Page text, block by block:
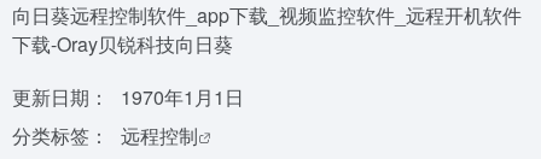
向日葵远程控制软件_app下载_视频监控软件_远程开机软件
下载-Oray贝锐科技向日葵
更新日期：
1970年1月1日
分类标签：
远程控制